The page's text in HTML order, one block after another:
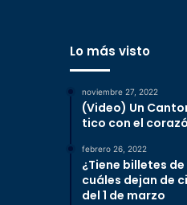
Lo más visto
noviembre 27, 2022
(Video) Un
tico con el
febrero 26, 2022
¿Tiene billetes
cuáles dejan de
del 1 de marzo